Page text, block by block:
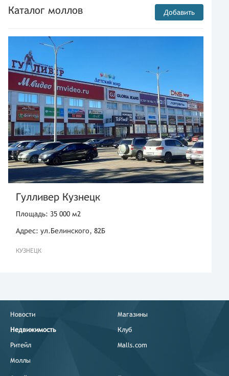
Каталог моллов Добавить
Гулливер Кузнецк
Площадь: 35 000 м2
Адрес: ул.Белинского, 82Б
КУЗНЕЦК
Новости
Недвижимость
Ритейл
Моллы
Магазины
Клуб
Malls.com